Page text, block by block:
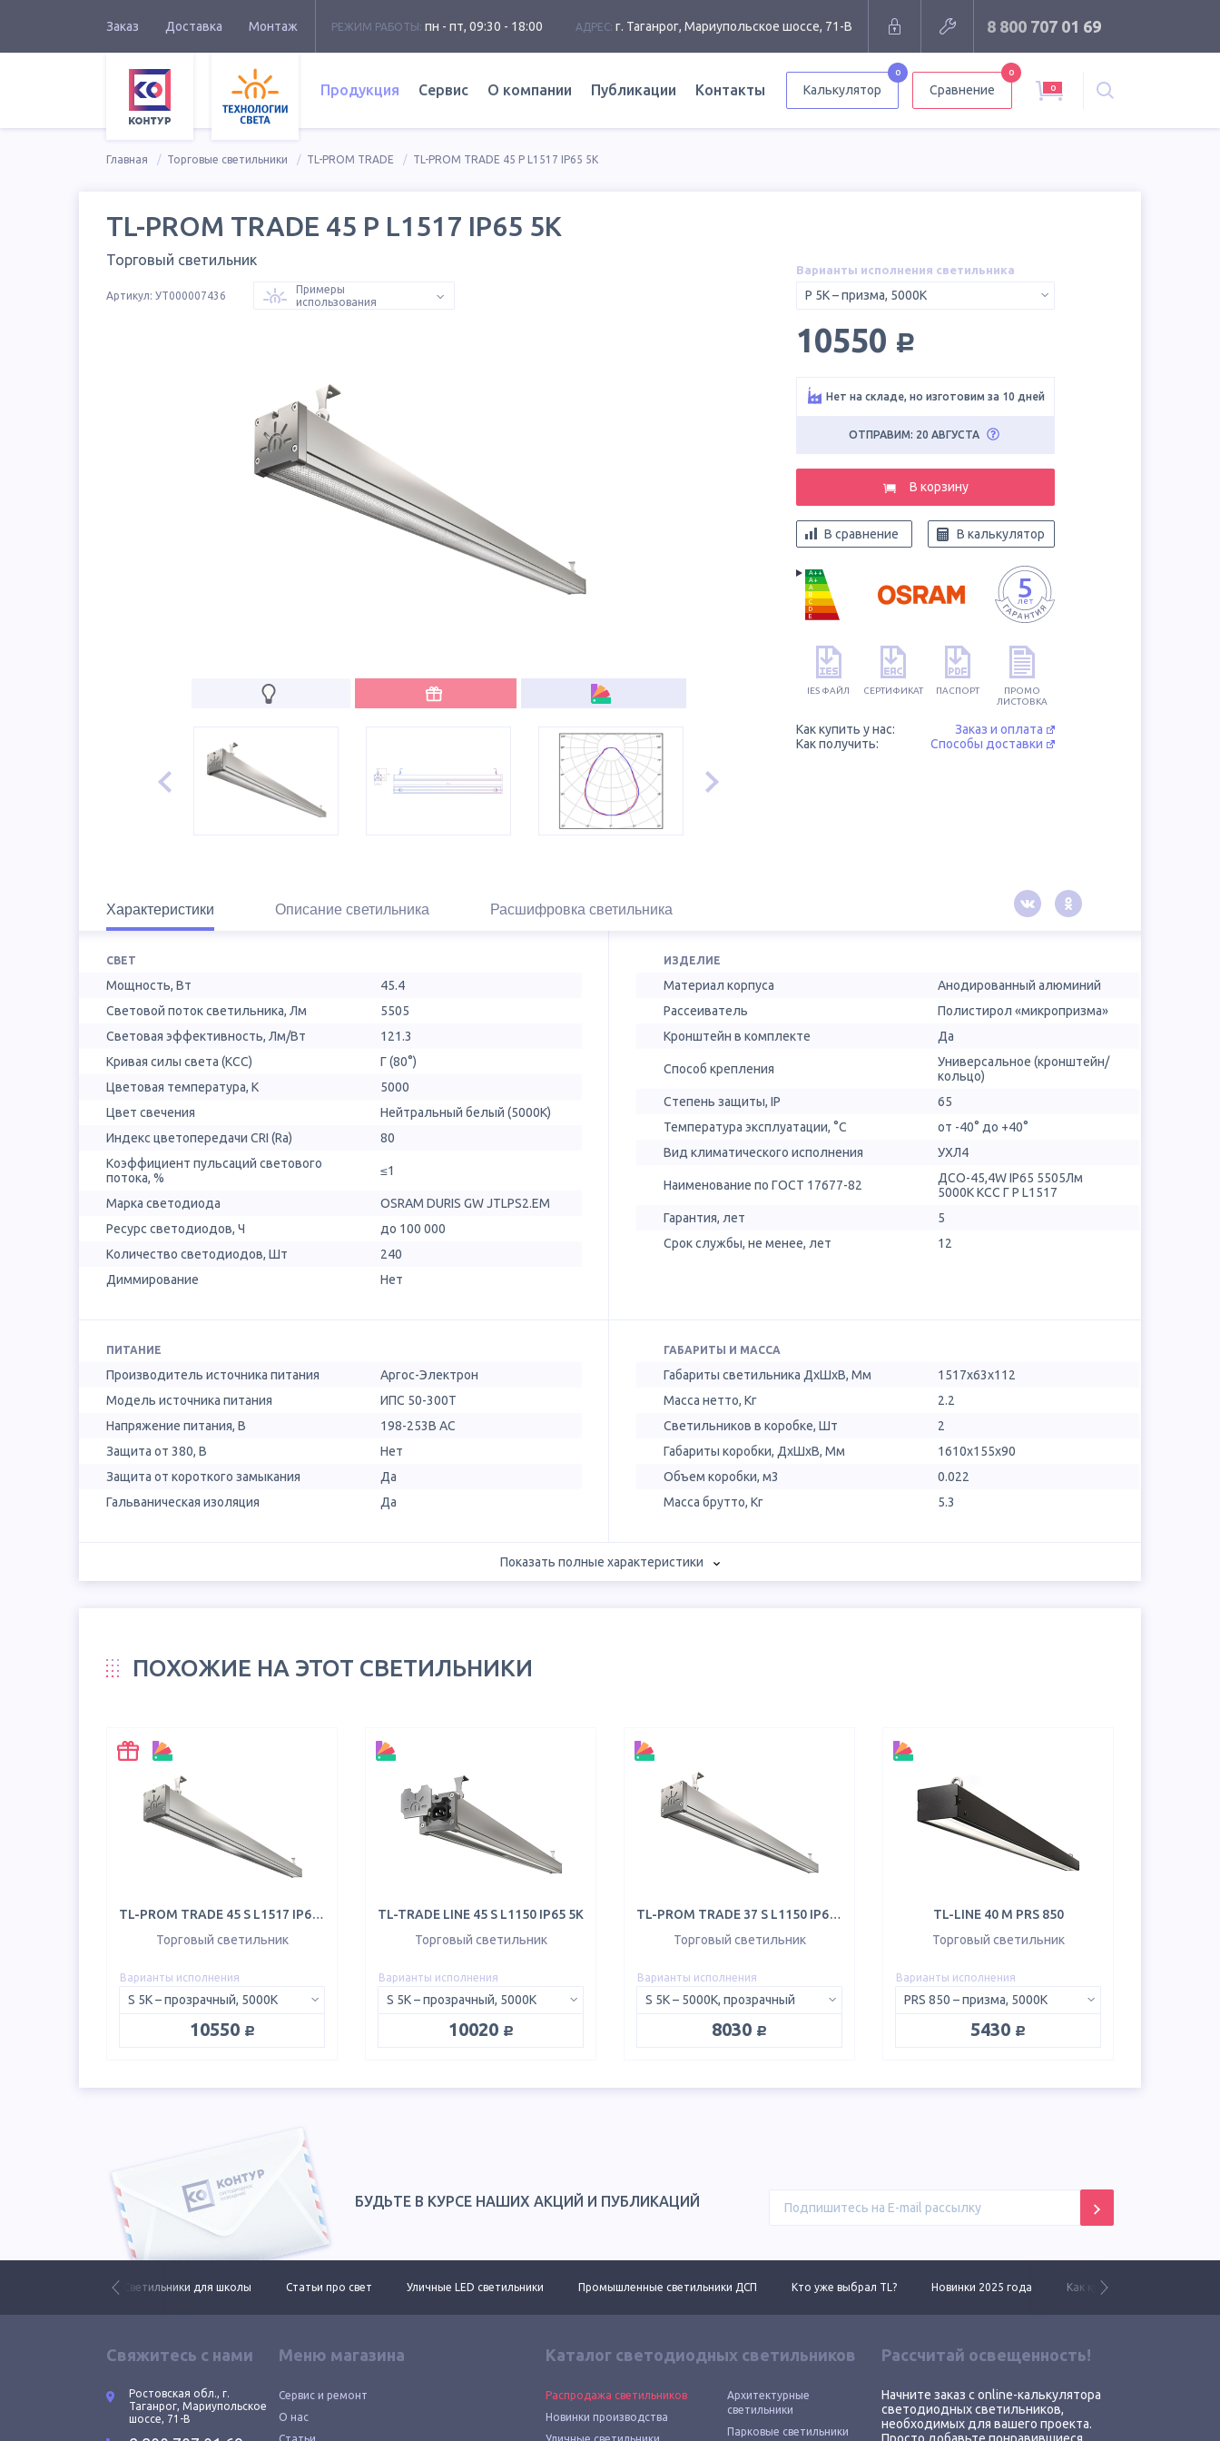
Заказ Доставка Монтаж РЕЖИМ РАБОТЫ: пн - пт, 09:30 - 18:00 АДРЕС: г. Таганрог, Мариупольское шоссе, 71-В 8 800 707 01 69
Продукция Сервис О компании Публикации Контакты Калькулятор
0
Сравнение
0
0
Главная Торговые светильники TL-PROM TRADE TL-PROM TRADE 45 P L1517 IP65 5K
TL-PROM TRADE 45 P L1517 IP65 5K
Торговый светильник
Артикул: УТ000007436
Примеры
использования
Варианты исполнения светильника
P 5K – призма, 5000K
10550 руб.
Нет на складе, но изготовим за 10 дней
ОТПРАВИМ: 20 АВГУСТА
В корзину
В сравнение В калькулятор
A++
A+
A
B
C
D
E
IES ФАЙЛ СЕРТИФИКАТ ПАСПОРТ
ПРОМО
ЛИСТОВКА
Как купить у нас:
Заказ и оплата
Как получить:
Способы доставки
Характеристики Описание светильника Расшифровка светильника
СВЕТ
Мощность, Вт
45.4
Световой поток светильника, Лм
5505
Световая эффективность, Лм/Вт
121.3
Кривая силы света (КСС)
Г (80°)
Цветовая температура, К
5000
Цвет свечения
Нейтральный белый (5000К)
Индекс цветопередачи CRI (Ra)
80
Коэффициент пульсаций светового
потока, %
≤1
Марка светодиода
OSRAM DURIS GW JTLPS2.EM
Ресурс светодиодов, Ч
до 100 000
Количество светодиодов, Шт
240
Диммирование
Нет
ИЗДЕЛИЕ
Материал корпуса
Анодированный алюминий
Рассеиватель
Полистирол «микропризма»
Кронштейн в комплекте
Да
Способ крепления
Универсальное (кронштейн/
кольцо)
Степень защиты, IP
65
Температура эксплуатации, °С
от -40° до +40°
Вид климатического исполнения
УХЛ4
Наименование по ГОСТ 17677-82
ДСО-45,4W IP65 5505Лм
5000К КСС Г P L1517
Гарантия, лет
5
Срок службы, не менее, лет
12
ПИТАНИЕ
Производитель источника питания
Аргос-Электрон
Модель источника питания
ИПС 50-300Т
Напряжение питания, В
198-253В AC
Защита от 380, В
Нет
Защита от короткого замыкания
Да
Гальваническая изоляция
Да
ГАБАРИТЫ И МАССА
Габариты светильника ДхШхВ, Мм
1517x63x112
Масса нетто, Кг
2.2
Светильников в коробке, Шт
2
Габариты коробки, ДхШхВ, Мм
1610x155x90
Объем коробки, м3
0.022
Масса брутто, Кг
5.3
Показать полные характеристики
ПОХОЖИЕ НА ЭТОТ СВЕТИЛЬНИКИ
TL-PROM TRADE 45 S L1517 IP65 5K
Торговый светильник
Варианты исполнения
S 5K – прозрачный, 5000K
10550 руб.
TL-TRADE LINE 45 S L1150 IP65 5K
Торговый светильник
Варианты исполнения
S 5K – прозрачный, 5000K
10020 руб.
TL-PROM TRADE 37 S L1150 IP65 5K
Торговый светильник
Варианты исполнения
S 5K – 5000K, прозрачный
8030 руб.
TL-LINE 40 M PRS 850
Торговый светильник
Варианты исполнения
PRS 850 – призма, 5000K
5430 руб.
БУДЬТЕ В КУРСЕ НАШИХ АКЦИЙ И ПУБЛИКАЦИЙ
Светильники для школы Статьи про свет Уличные LED светильники Промышленные светильники ДСП Кто уже выбрал TL? Новинки 2025 года Как купить у нас
Свяжитесь с нами
Ростовская обл., г.
Таганрог, Мариупольское
шоссе, 71-В
Меню магазина
Сервис и ремонт
О нас
Каталог светодиодных светильников
Распродажа светильников
Новинки производства
Архитектурные
светильники
Парковые светильники
Рассчитай освещенность!
Начните заказ с online-калькулятора
светодиодных светильников,
необходимых для вашего проекта.